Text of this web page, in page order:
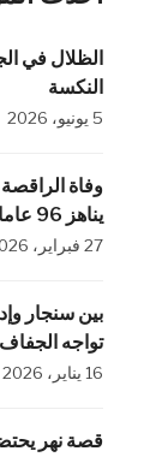
الظلال في
النكسة
5 يونيو، 2026
وفاة
يناهز 96 عاما
27 فبراير، 2026
بين سنجار
تواجه الجفاف
16 يناير، 2026
قصة نهر